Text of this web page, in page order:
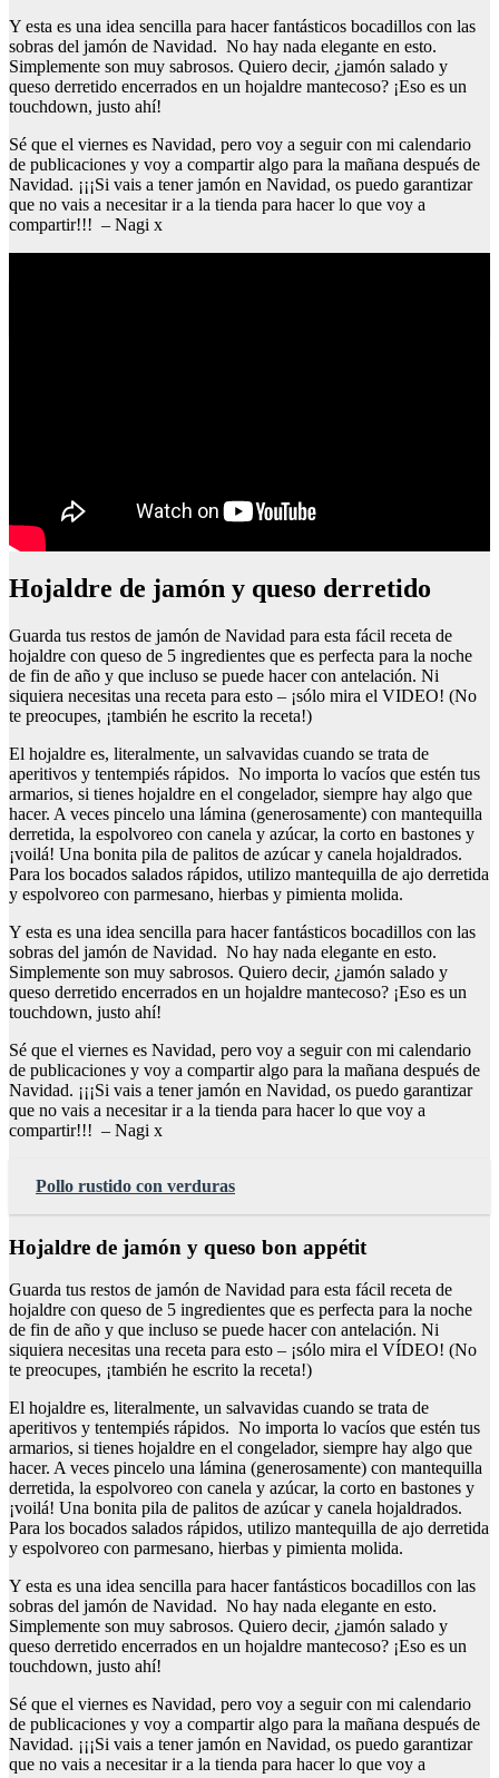
Y esta es una idea sencilla para hacer fantásticos bocadillos con las
sobras del jamón de Navidad. No hay nada elegante en esto.
Simplemente son muy sabrosos. Quiero decir, ¿jamón salado y
queso derretido encerrados en un hojaldre mantecoso? ¡Eso es un
touchdown, justo ahí!
Sé que el viernes es Navidad, pero voy a seguir con mi calendario
de publicaciones y voy a compartir algo para la mañana después de
Navidad. ¡¡¡Si vais a tener jamón en Navidad, os puedo garantizar
que no vais a necesitar ir a la tienda para hacer lo que voy a
compartir!!! – Nagi x
Hojaldre de jamón y queso derretido
Guarda tus restos de jamón de Navidad para esta fácil receta de
hojaldre con queso de 5 ingredientes que es perfecta para la noche
de fin de año y que incluso se puede hacer con antelación. Ni
siquiera necesitas una receta para esto – ¡sólo mira el VIDEO! (No
te preocupes, ¡también he escrito la receta!)
El hojaldre es, literalmente, un salvavidas cuando se trata de
aperitivos y tentempiés rápidos. No importa lo vacíos que estén tus
armarios, si tienes hojaldre en el congelador, siempre hay algo que
hacer. A veces pincelo una lámina (generosamente) con mantequilla
derretida, la espolvoreo con canela y azúcar, la corto en bastones y
¡voilá! Una bonita pila de palitos de azúcar y canela hojaldrados.
Para los bocados salados rápidos, utilizo mantequilla de ajo derretida
y espolvoreo con parmesano, hierbas y pimienta molida.
Y esta es una idea sencilla para hacer fantásticos bocadillos con las
sobras del jamón de Navidad. No hay nada elegante en esto.
Simplemente son muy sabrosos. Quiero decir, ¿jamón salado y
queso derretido encerrados en un hojaldre mantecoso? ¡Eso es un
touchdown, justo ahí!
Sé que el viernes es Navidad, pero voy a seguir con mi calendario
de publicaciones y voy a compartir algo para la mañana después de
Navidad. ¡¡¡Si vais a tener jamón en Navidad, os puedo garantizar
que no vais a necesitar ir a la tienda para hacer lo que voy a
compartir!!! – Nagi x
Pollo rustido con verduras
Hojaldre de jamón y queso bon appétit
Guarda tus restos de jamón de Navidad para esta fácil receta de
hojaldre con queso de 5 ingredientes que es perfecta para la noche
de fin de año y que incluso se puede hacer con antelación. Ni
siquiera necesitas una receta para esto – ¡sólo mira el VÍDEO! (No
te preocupes, ¡también he escrito la receta!)
El hojaldre es, literalmente, un salvavidas cuando se trata de
aperitivos y tentempiés rápidos. No importa lo vacíos que estén tus
armarios, si tienes hojaldre en el congelador, siempre hay algo que
hacer. A veces pincelo una lámina (generosamente) con mantequilla
derretida, la espolvoreo con canela y azúcar, la corto en bastones y
¡voilá! Una bonita pila de palitos de azúcar y canela hojaldrados.
Para los bocados salados rápidos, utilizo mantequilla de ajo derretida
y espolvoreo con parmesano, hierbas y pimienta molida.
Y esta es una idea sencilla para hacer fantásticos bocadillos con las
sobras del jamón de Navidad. No hay nada elegante en esto.
Simplemente son muy sabrosos. Quiero decir, ¿jamón salado y
queso derretido encerrados en un hojaldre mantecoso? ¡Eso es un
touchdown, justo ahí!
Sé que el viernes es Navidad, pero voy a seguir con mi calendario
de publicaciones y voy a compartir algo para la mañana después de
Navidad. ¡¡¡Si vais a tener jamón en Navidad, os puedo garantizar
que no vais a necesitar ir a la tienda para hacer lo que voy a